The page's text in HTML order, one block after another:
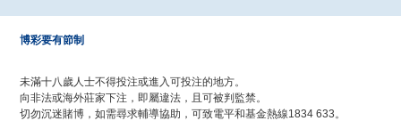
博彩要有節制
未滿十八歲人士不得投注或進入可投注的地方。
向非法或海外莊家下注，即屬違法，且可被判監禁。
切勿沉迷賭博，如需尋求輔導協助，可致電平和基金熱線1834 633。